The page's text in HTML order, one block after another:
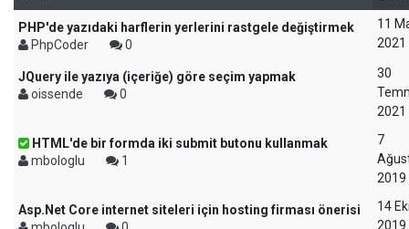
PHP'de yazıdaki harflerin yerlerini rastgele değiştirmek
PhpCoder
0
11
2021
JQuery ile yazıya (içeriğe) göre seçim yapmak
oissende
0
30
2021
HTML'de bir formda iki submit butonu kullanmak
mbologlu
1
7
2019
Asp.Net Core internet siteleri için hosting firması önerisi
14
2019